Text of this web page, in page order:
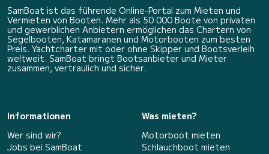
SamBoat ist das führende Online-Portal zum Mieten und
Vermieten von Booten. Mehr als 50 000 Boote von privaten
und gewerblichen Anbietern ermöglichen das Chartern von
Segelbooten, Katamaranen und Motorbooten zum besten
Preis. Yachtcharter mit oder ohne Skipper und Bootsverleih
weltweit. SamBoat bringt Bootsanbieter und Mieter
zusammen, vertraulich und sicher.
Informationen
Wer sind wir?
Jobs bei SamBoat
Was mieten?
Motorboot mieten
Schlauchboot mieten